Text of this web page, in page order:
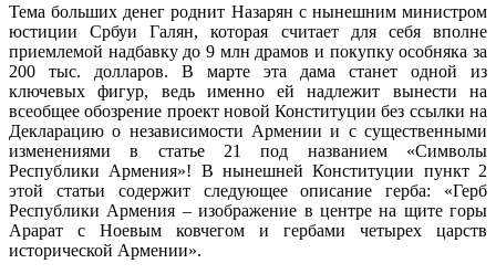
Тема больших денег роднит Назарян с нынешним министром
юстиции Србуи Галян, которая считает для себя вполне
приемлемой надбавку до 9 млн драмов и покупку особняка за
200 тыс. долларов. В марте эта дама станет одной из
ключевых фигур, ведь именно ей надлежит вынести на
всеобщее обозрение проект новой Конституции без ссылки на
Декларацию о независимости Армении и с существенными
изменениями в статье 21 под названием «Символы
Республики Армения»! В нынешней Конституции пункт 2
этой статьи содержит следующее описание герба: «Герб
Республики Армения – изображение в центре на щите горы
Арарат с Ноевым ковчегом и гербами четырех царств
исторической Армении».